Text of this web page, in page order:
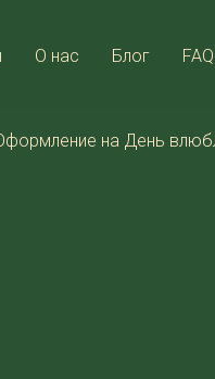
О нас Блог FAQ
на День